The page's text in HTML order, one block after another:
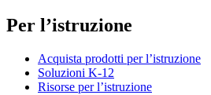
Per l’istruzione
Acquista prodotti per l’istruzione
Soluzioni K-12
Risorse per l’istruzione